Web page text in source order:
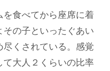
食べてから座席に着
その子といったぐあい
くされている。感覚
大人２くらいの比率